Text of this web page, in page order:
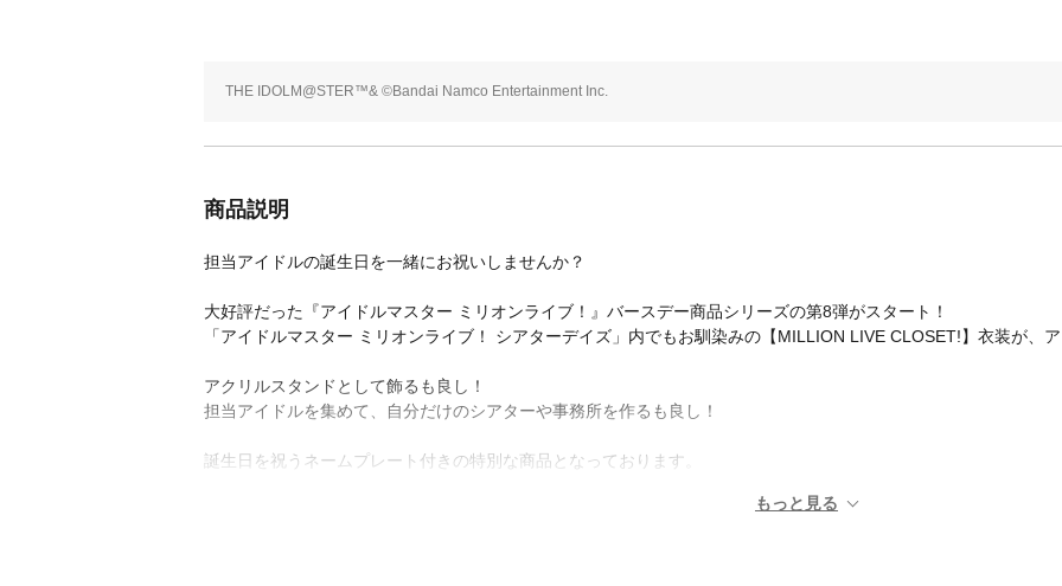
THE IDOLM@STER™& ©Bandai Namco Entertainment Inc.
商品説明
担当アイドルの誕生日を一緒にお祝いしませんか？
大好評だった『アイドルマスター ミリオンライブ！』バースデー商品シリーズの第8弾がスタート！
「アイドルマスター ミリオンライブ！ シアターデイズ」内でもお馴染みの【MILLION LIVE CLOSET!】衣装が、
アクリルスタンドとして飾るも良し！
担当アイドルを集めて、自分だけのシアターや事務所を作るも良し！
誕生日を祝うネームプレート付きの特別な商品となっております。